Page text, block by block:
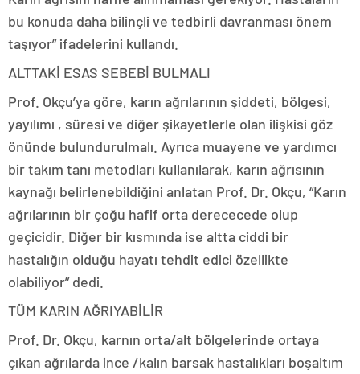
bu konuda daha bilinçli ve tedbirli davranması önem
taşıyor” ifadelerini kullandı.
ALTTAKİ ESAS SEBEBİ BULMALI
Prof. Okçu’ya göre, karın ağrılarının şiddeti, bölgesi,
yayılımı , süresi ve diğer şikayetlerle olan ilişkisi göz
önünde bulundurulmalı. Ayrıca muayene ve yardımcı
bir takım tanı metodları kullanılarak, karın ağrısının
kaynağı belirlenebildiğini anlatan Prof. Dr. Okçu, “Karın
ağrılarının bir çoğu hafif orta derececede olup
geçicidir. Diğer bir kısmında ise altta ciddi bir
hastalığın olduğu hayatı tehdit edici özellikte
olabiliyor” dedi.
TÜM KARIN AĞRIYABİLİR
Prof. Dr. Okçu, karnın orta/alt bölgelerinde ortaya
çıkan ağrılarda ince /kalın barsak hastalıkları boşaltım